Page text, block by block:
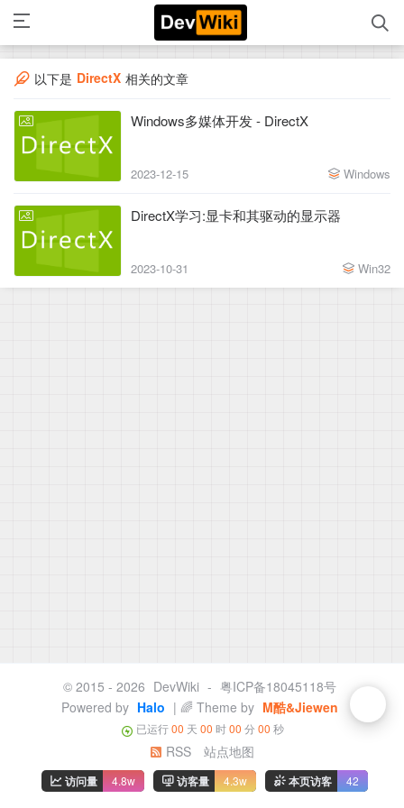
以下是 DirectX 相关的文章
Windows多媒体开发 - DirectX
2023-12-15 Windows
DirectX学习:显卡和其驱动的显示器
2023-10-31 Win32
© 2015 - 2026 DevWiki - 粤ICP备18045118号
Powered by Halo | 🌈 Theme by M酷&Jiewen
已运行00 天 00 时00 分 00 秒
RSS 站点地图
访问量 4.8w 访客量 4.3w 本页访客 42